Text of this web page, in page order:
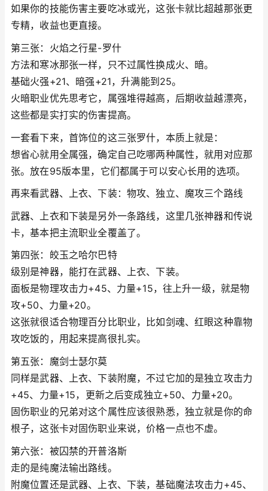
如果你的技能伤害主要吃冰或光，这张卡就比超越那张更
专精，收益也更直接。
第三张：火焰之行星-罗什
方法和寒冰那张一样，只不过属性换成火、暗。
基础火强+21、暗强+21，升满能到25。
火暗职业优先思考它，属强堆得越高，后期收益越漂亮，
这些都是实打实的伤害提高。
一套看下来，首饰位的这三张罗什，本质上就是：
想省心就用全属强，确定自己吃哪两种属性，就用对应那
张。放在95版本里，它们都属于可以安心长用的选项。
再来看武器、上衣、下装：物攻、独立、魔攻三个路线
武器、上衣和下装是另外一条路线，这里几张神器和传说
卡，基本把主流职业全覆盖了。
第四张：皎玉之哈尔巴特
级别是神器，能打在武器、上衣、下装。
面板是物理攻击力+45、力量+15，往上升一级，就是物
攻+50、力量+20。
这张就很适合物理百分比职业，比如剑魂、红眼这种靠物
攻吃饭的，用起来提高很扎实。
第五张：魔剑士瑟尔莫
同样是武器、上衣、下装附魔，不过它加的是独立攻击力
+45、力量+15，更新之后变成独立+50、力量+20。
固伤职业的兄弟对这个属性应该很熟悉，独立就是你的命
根子，这张卡对固伤职业来说，价格一点也不虚。
第六张：被囚禁的开普洛斯
走的是纯魔法输出路线。
附魔位置还是武器、上衣、下装，基础魔法攻击力+45、